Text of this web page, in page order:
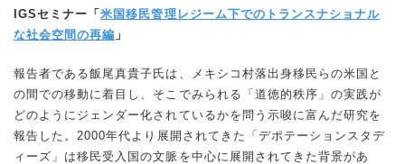
IGSセミナー「米国移民管理レジーム下でのトランスナショナル
な社会空間の再編 」
報告者である飯尾真貴子氏は、メキシコ村落出身移民らの米国と
の間での移動に着目し、そこでみられる「道徳的秩序」の実践が
どのようにジェンダー化されているかを問う示唆に富んだ研究を
報告した。2000年代より展開されてきた「デポテーションスタデ
ィーズ」は移民受入国の文脈を中心に展開されてきた背景があ